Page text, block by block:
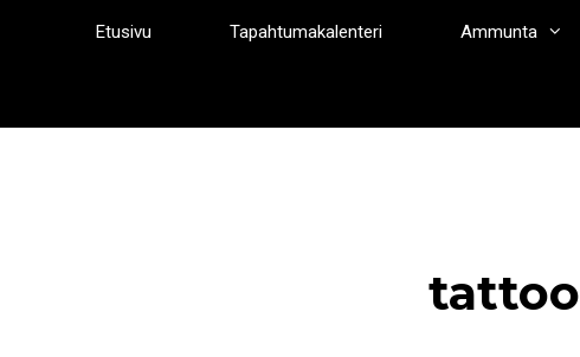
Etusivu Tapahtumakalenteri Ammunta
tattoo